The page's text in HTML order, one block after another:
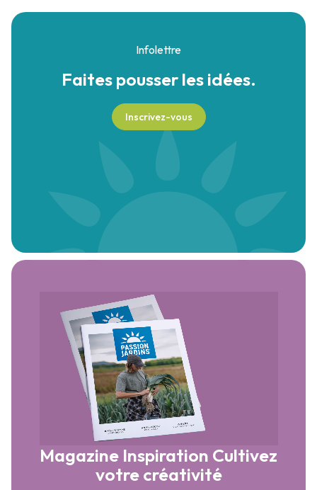
Infolettre
Faites pousserles idées.
Inscrivez-vous
Magazine Inspiration Cultivez
votre créativité